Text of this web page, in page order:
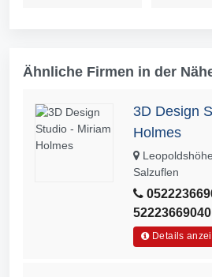
Ähnliche Firmen in der
3D Design
Holmes
Salzuflen
52223669040
Details